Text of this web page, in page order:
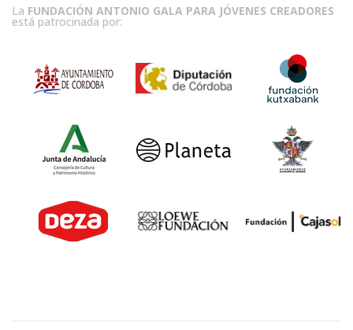
La FUNDACIÓN ANTONIO GALA PARA JÓVENES CREADORES
está patrocinada por: